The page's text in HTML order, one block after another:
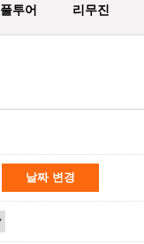
투어 리무진
날짜 변경